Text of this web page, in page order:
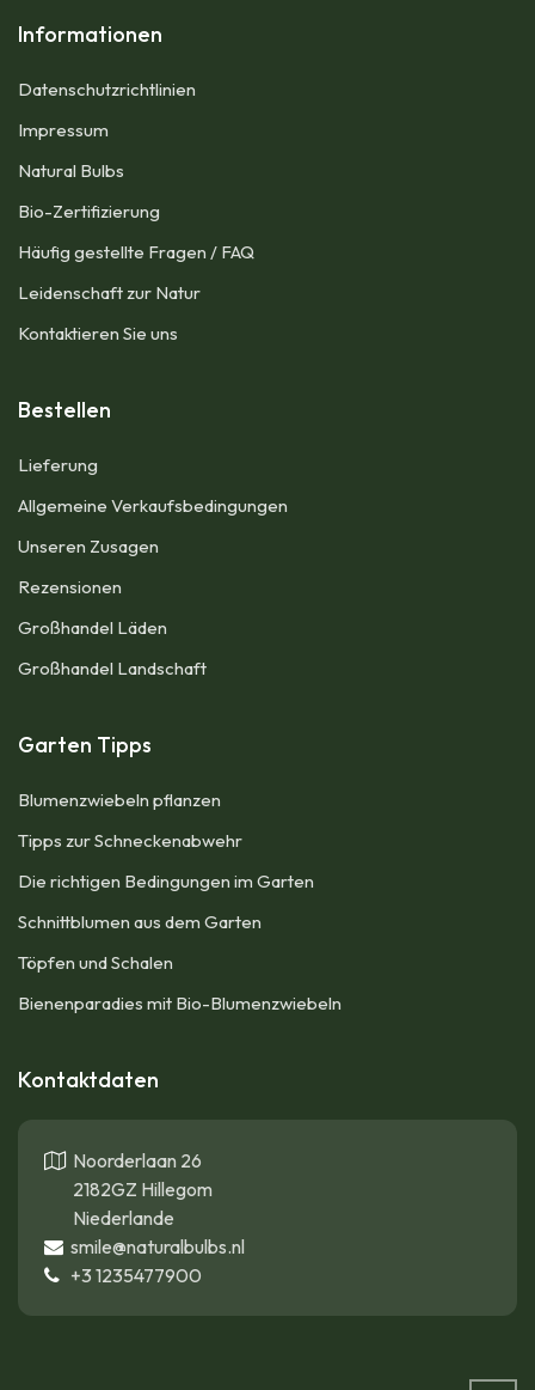
Informationen
Datenschutzrichtlinien
Impressum​
Natural Bulbs
Bio-Zertifizierung
Häufig gestellte Fragen / FAQ
Leidenschaft zur Natur
Kontaktieren Sie uns
Bestellen
Lieferung
Allgemeine Verkaufsbedingungen​
Unseren Zusagen
Rezensionen
Großhandel Läden
Großhandel Landschaft
Garten Tipps
Blumenzwiebeln pflanzen​
Tipps zur Schneckenabwehr
Die richtigen Bedingungen im Garten
Schnittblumen aus dem Garten
Töpfen und Schalen
Bienenparadies mit Bio-Blumenzwiebeln
Kontaktdaten
Noorderlaan 26
2182GZ Hillegom
Niederlande
smile@naturalbulbs.nl
+3 1235477900